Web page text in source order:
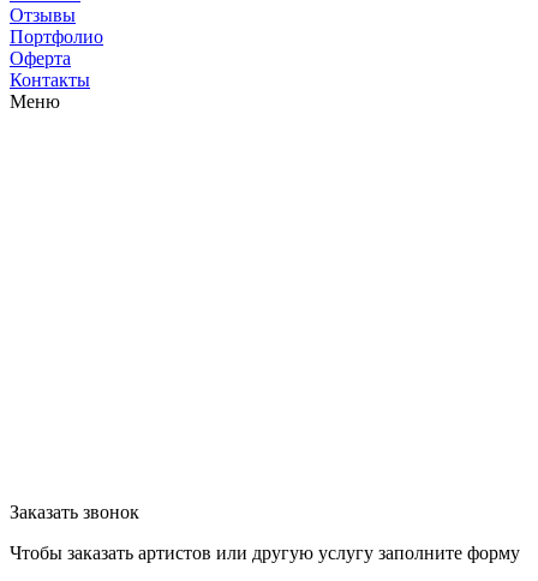
Отзывы
Портфолио
Оферта
Контакты
Меню
Заказать звонок
Чтобы заказать артистов или другую услугу заполните форму